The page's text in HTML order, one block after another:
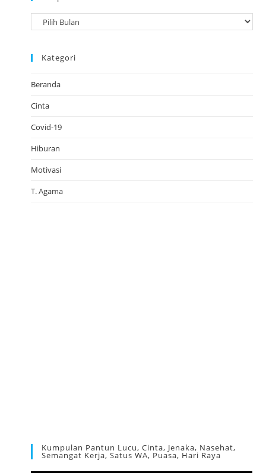
r
i
Kategori
Beranda
Cinta
Covid-19
Hiburan
Motivasi
T. Agama
Kumpulan Pantun Lucu, Cinta, Jenaka, Nasehat,
Semangat Kerja, Satus WA, Puasa, Hari Raya